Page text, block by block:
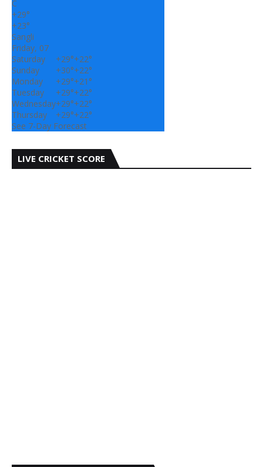
C
+29°
+23°
Sangli
Friday, 07
Saturday
+29°+22°
Sunday
+30°+22°
Monday
+29°+21°
Tuesday
+29°+22°
Wednesday+29°+22°
Thursday
+29°+22°
See 7-Day Forecast
LIVE CRICKET SCORE